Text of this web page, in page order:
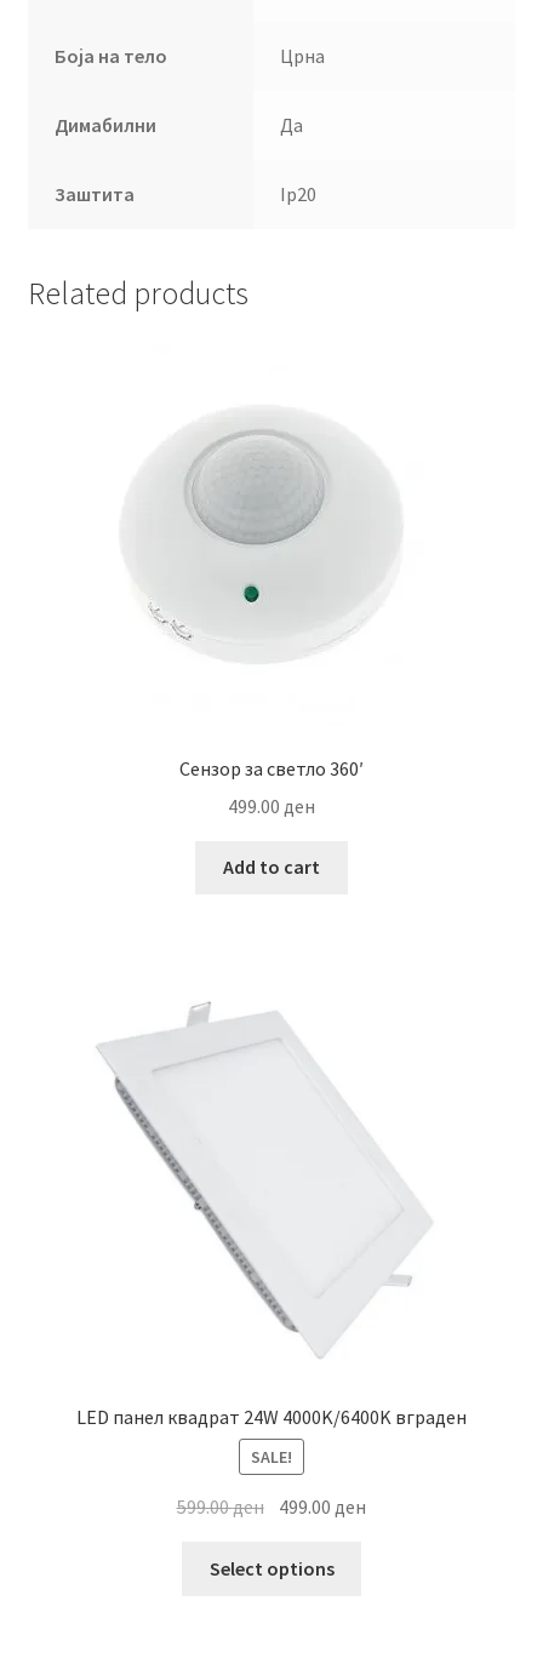
Боја на тело Црна
Димабилни Да
Заштита Ip20
Related products
Сензор за светло 360′
499.00 ден
Add to cart
LED панел квадрат 24W 4000K/6400K вграден
SALE!
599.00ден Original
was:
499.00 ден
Select options